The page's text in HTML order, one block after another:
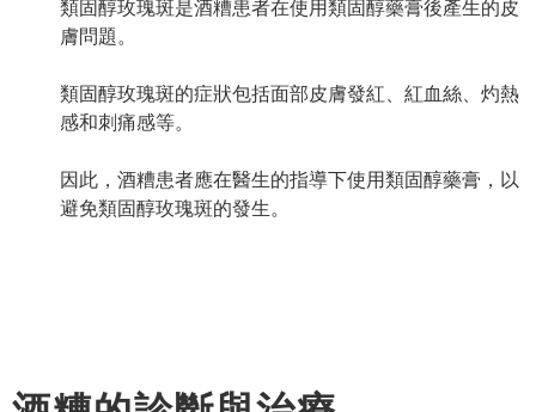
類固醇玫瑰斑是酒糟患者在使用類固醇藥膏後產生的皮
膚問題。
類固醇玫瑰斑的症狀包括面部皮膚發紅、紅血絲、灼熱
感和刺痛感等。
因此，酒糟患者應在醫生的指導下使用類固醇藥膏，以
避免類固醇玫瑰斑的發生。